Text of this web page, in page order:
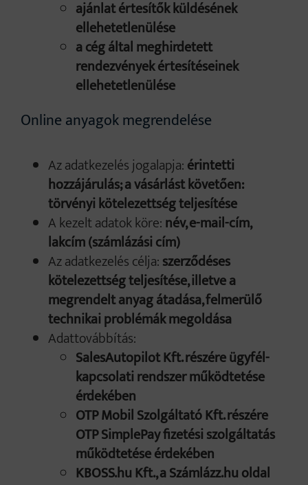
ajánlat értesítők küldésének
ellehetetlenülése
a cég által meghirdetett
rendezvények értesítéseinek
ellehetetlenülése
Online anyagok megrendelése
Az adatkezelés jogalapja:érintetti
hozzájárulás; a vásárlást követően:
törvényi kötelezettség teljesítése
A kezelt adatok köre:név, e-mail-cím,
lakcím (számlázási cím)
Az adatkezelés célja:szerződéses
kötelezettség teljesítése, illetve a
megrendelt anyag átadása, felmerülő
technikai problémák megoldása
Adattovábbítás:
SalesAutopilot Kft. részére ügyfél-
kapcsolati rendszer működtetése
érdekében
OTP Mobil Szolgáltató Kft. részére
OTP SimplePay fizetési szolgáltatás
működtetése érdekében
KBOSS.hu Kft., a Számlázz.hu oldal